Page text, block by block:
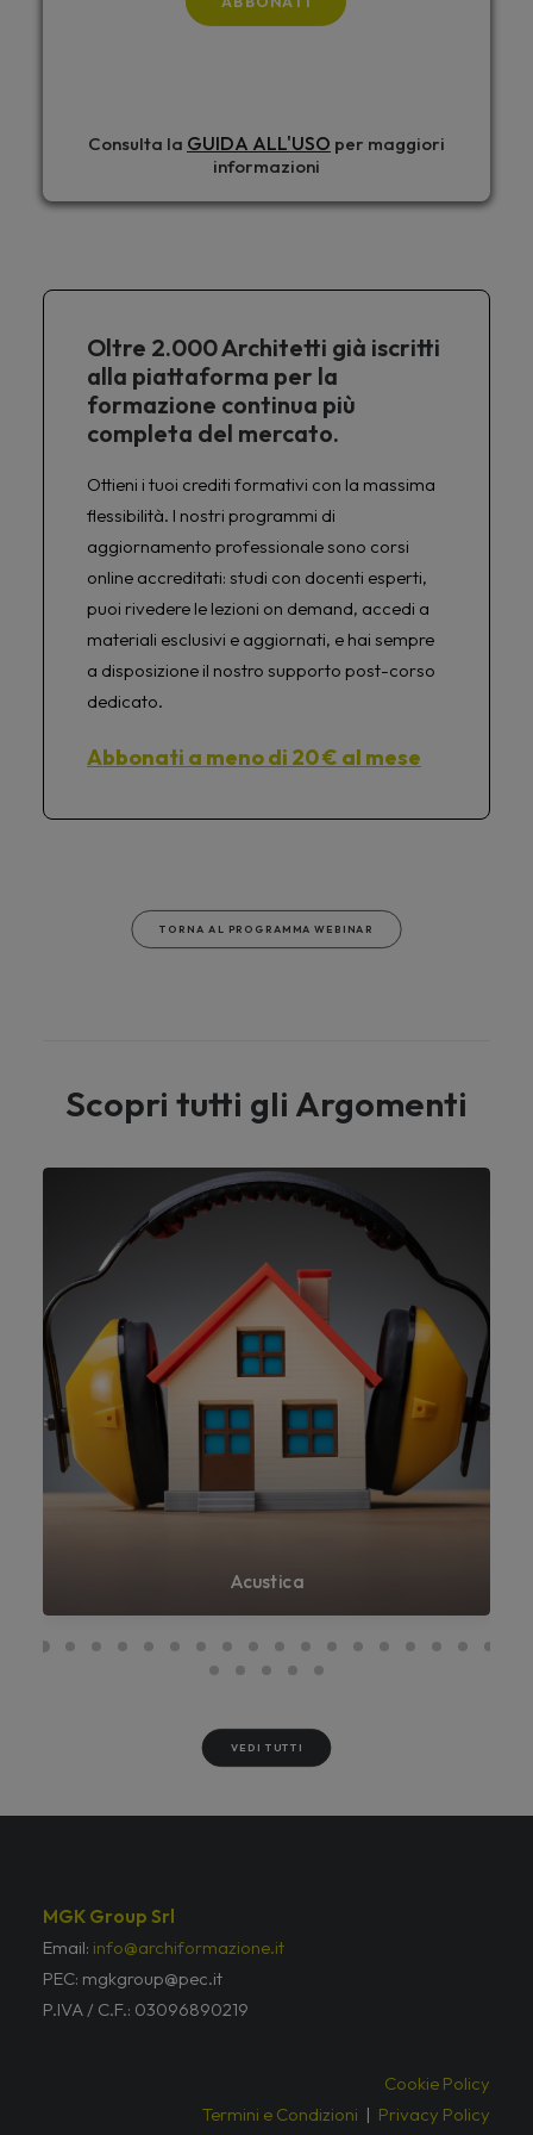
Consulta la GUIDA ALL'USO per maggiori
informazioni
Oltre 2.000 Architetti già iscritti
alla piattaforma per la
formazione continua più
completa del mercato.
Ottieni i tuoi crediti formativi con la massima
flessibilità. I nostri programmi di
aggiornamento professionale sono corsi
online accreditati: studi con docenti esperti,
puoi rivedere le lezioni on demand, accedi a
materiali esclusivi e aggiornati, e hai sempre
a disposizione il nostro supporto post-corso
dedicato.
Abbonati a meno di 20 € al mese
TORNA AL PROGRAMMA WEBINAR
Scopri tutti gli Argomenti
Acustica
VEDI TUTTI
MGK Group Srl
Email: info@archiformazione.it
PEC: mgkgroup@pec.it
P.IVA / C.F.: 03096890219
Cookie Policy
Termini e Condizioni | Privacy Policy